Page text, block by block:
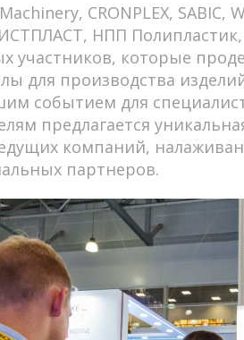
Machinery, CRONPLEX,
НПП
участников, которые
для производства
событием для
предлагается
компаний,
партнеров.